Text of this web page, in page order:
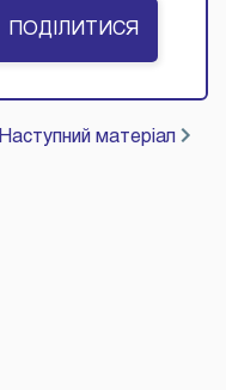
ПОДІЛИТИСЯ
Наступний матеріал